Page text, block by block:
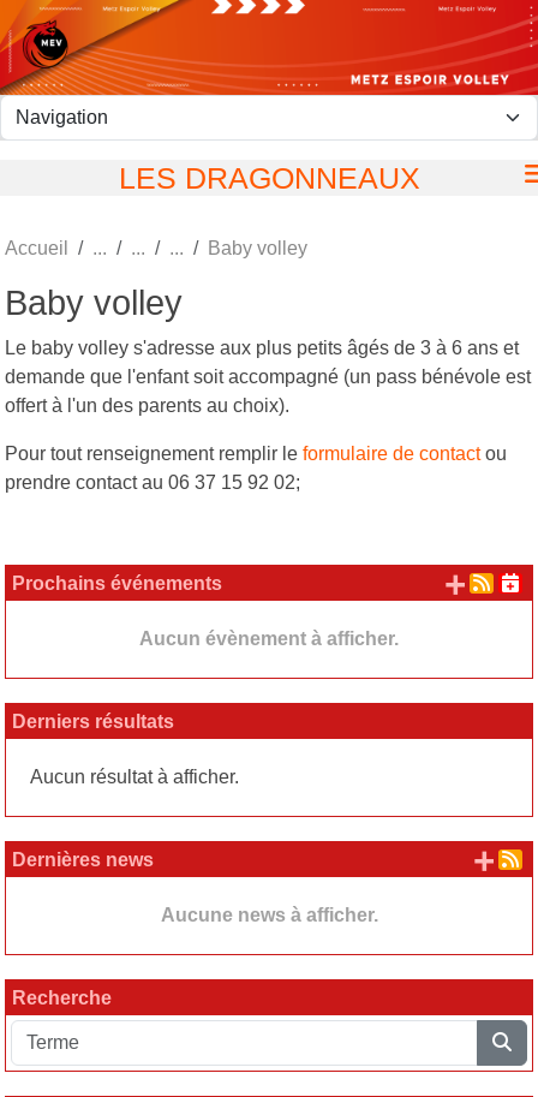
LES DRAGONNEAUX
Accueil Baby volley
Baby volley
Le baby volley s'adresse aux plus petits âgés de 3 à 6 ans et
demande que l'enfant soit accompagné (un pass bénévole est
offert à l'un des parents au choix).
Pour tout renseignement remplir le formulaire de contactou
prendre contact au 06 37 15 92 02;
Prochains événements
Aucun évènement à afficher.
+
Derniers résultats
Aucun résultat à afficher.
Dernières news
Aucune news à afficher.
+
Recherche
Panneau de gestion des cookies